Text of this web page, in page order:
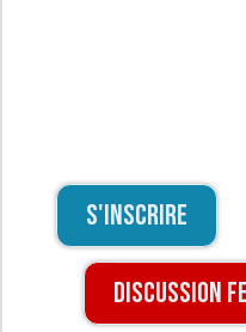
S'inscrire
Discussion